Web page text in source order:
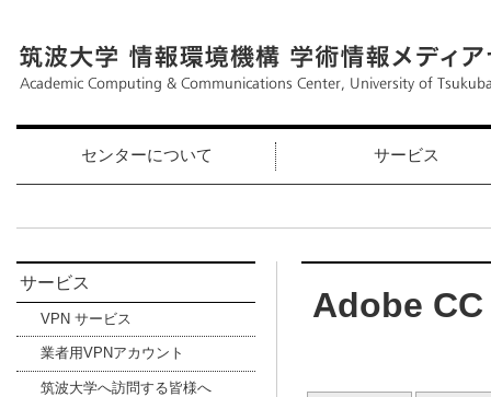
センターについて サービス
Adobe CC
サービス
VPN サービス
業者用VPNアカウント
筑波大学へ訪問する皆様へ